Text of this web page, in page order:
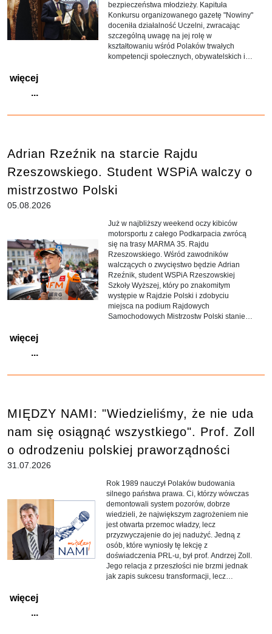
bezpieczeństwa młodzieży. Kapituła
Konkursu organizowanego gazetę "Nowiny"
doceniła działalność Uczelni, zwracając
szczególną uwagę na jej rolę w
kształtowaniu wśród Polaków trwałych
kompetencji społecznych, obywatelskich i
więcej
...
Adrian Rzeźnik na starcie Rajdu
Rzeszowskiego. Student WSPiA walczy o
mistrzostwo Polski
05.08.2026
Już w najbliższy weekend oczy kibiców
motorsportu z całego Podkarpacia zwrócą
się na trasy MARMA 35. Rajdu
Rzeszowskiego. Wśród zawodników
walczących o zwycięstwo będzie Adrian
Rzeźnik, student WSPiA Rzeszowskiej
Szkoły Wyższej, który po znakomitym
występie w Rajdzie Polski i zdobyciu
miejsca na podium Rajdowych
Samochodowych Mistrzostw Polski stanie
więcej
...
MIĘDZY NAMI: "Wiedzieliśmy, że nie uda
nam się osiągnąć wszystkiego". Prof. Zoll
o odrodzeniu polskiej praworządności
31.07.2026
Rok 1989 nauczył Polaków budowania
silnego państwa prawa. Ci, którzy wówczas
demontowali system pozorów, dobrze
wiedzieli, że największym zagrożeniem nie
jest otwarta przemoc władzy, lecz
przyzwyczajenie do jej nadużyć. Jedną z
osób, które wyniosły tę lekcję z
doświadczenia PRL-u, był prof. Andrzej Zoll.
Jego relacja z przeszłości nie brzmi jednak
jak zapis sukcesu transformacji, lecz
więcej
...